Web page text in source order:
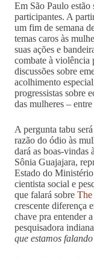
Em São Paulo estão
participantes. A
um fim de semana
temas caros às
suas ações e
combate à violência
discussões sobre
acolhimento
progressistas sobre
das mulheres –
A pergunta tabu
razão do ódio às
dará as boas-vindas
Sônia Guajajara,
Estado do
cientista social e
que falará sobre The
crescente diferença
chave pra entender
pesquisadora
que estamos